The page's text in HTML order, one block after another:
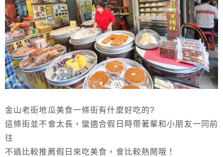
金山老街地瓜美食一條街有什麼好吃的?
這條街並不會太長，蠻適合假日時帶著輩和小朋友一同前
往
不過比較推薦假日來吃美食，會比較熱鬧哦！